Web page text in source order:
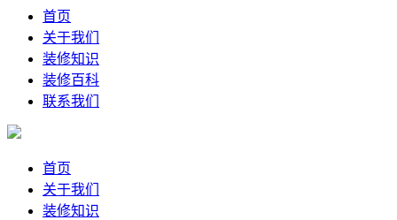
首页
关于我们
装修知识
装修百科
联系我们
首页
关于我们
装修知识